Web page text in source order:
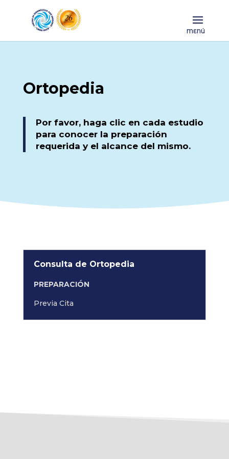
Ortopedia
Por favor, haga clic en cada estudio
para conocer la preparación
requerida y el alcance del mismo.
Consulta de Ortopedia
PREPARACIÓN
Previa Cita